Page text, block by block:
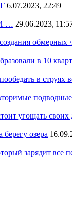
6.07.2023, 22:49
… 29.06.2023,
обмерных
в 10
в струях
угощать
озера
зарядит все